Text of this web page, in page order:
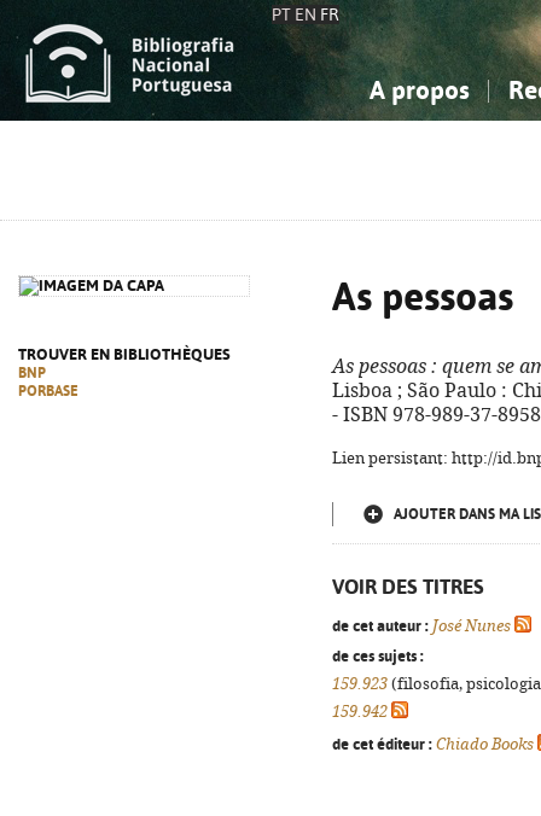
PT EN FR
A propos
TROUVER EN BIBLIOTHÈQUES
BNP
PORBASE
As pessoas
As pessoas : quem se
Lisboa ; São Paulo :
- ISBN 978-989-37-
Lien persistant: http://
AJOUTER DANS MA
VOIR DES TITRES
de cet auteur : José Nunes
de ces sujets :
159.923 (filosofia,
159.942
de cet éditeur : Chiado Books